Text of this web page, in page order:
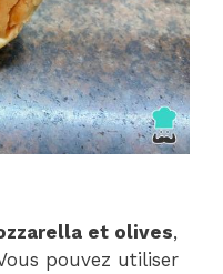
et olives,
pouvez utiliser